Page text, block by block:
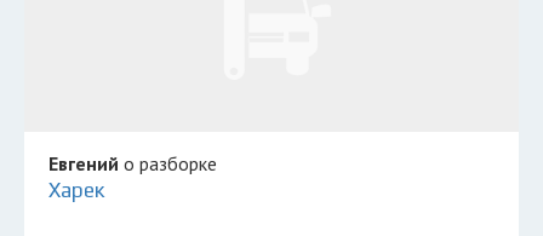
Евгений о разборке
Харек